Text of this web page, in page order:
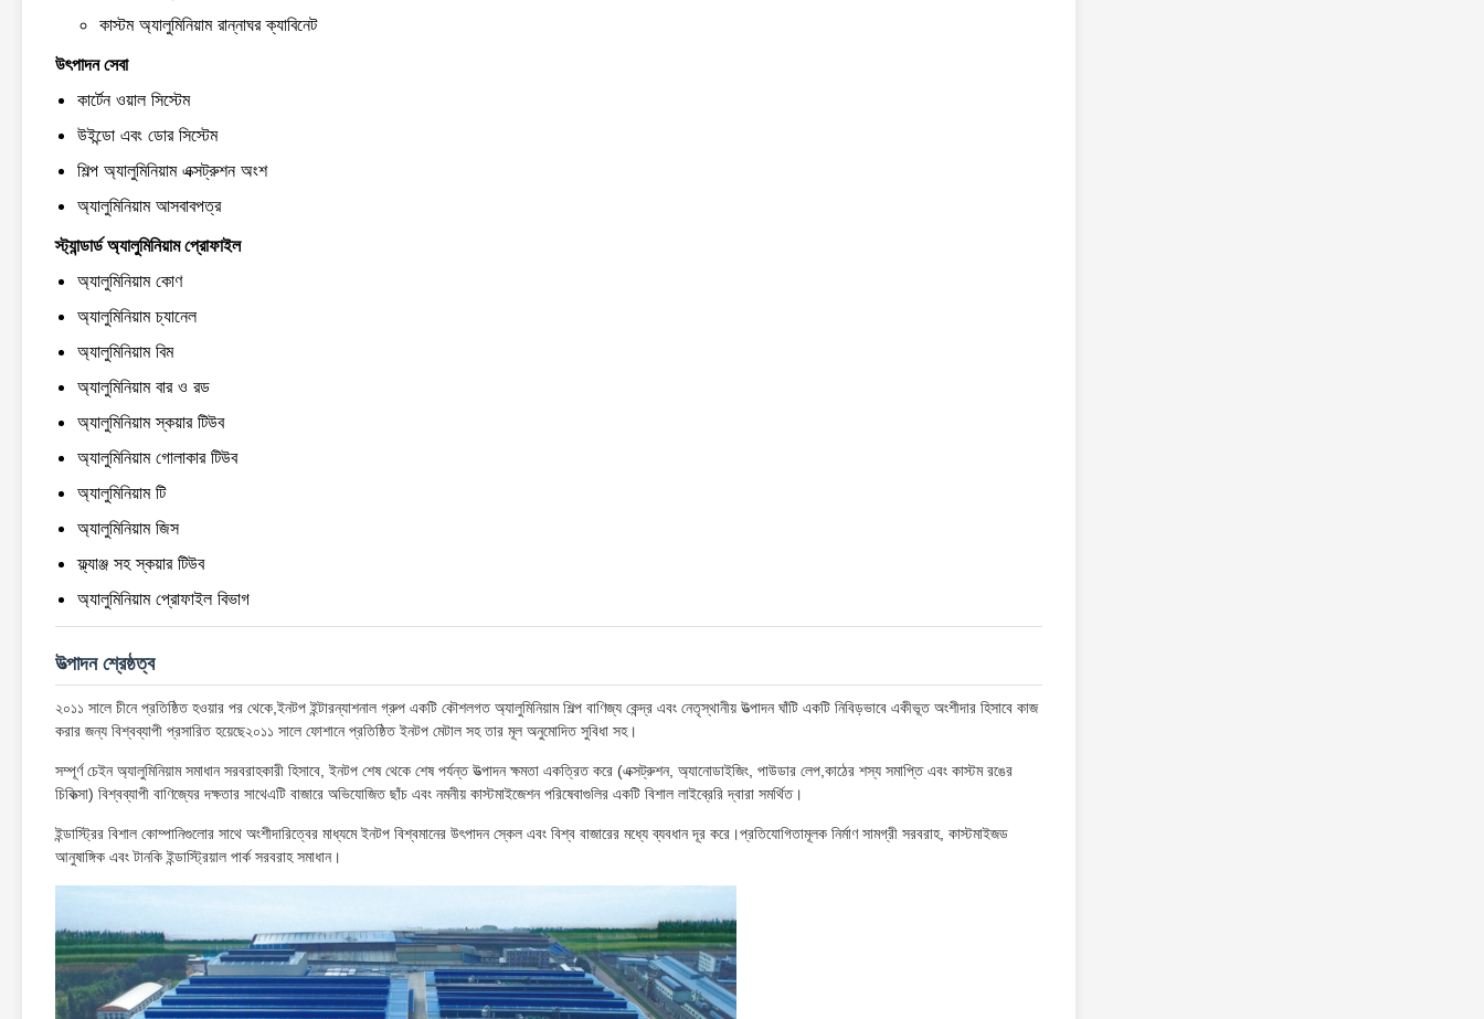
কাস্টম অ্যালুমিনিয়াম রান্নাঘর ক্যাবিনেট
উৎপাদন সেবা
কার্টেন ওয়াল সিস্টেম
উইন্ডো এবং ডোর সিস্টেম
শিল্প অ্যালুমিনিয়াম এক্সট্রুশন অংশ
অ্যালুমিনিয়াম আসবাবপত্র
স্ট্যান্ডার্ড অ্যালুমিনিয়াম প্রোফাইল
অ্যালুমিনিয়াম কোণ
অ্যালুমিনিয়াম চ্যানেল
অ্যালুমিনিয়াম বিম
অ্যালুমিনিয়াম বার ও রড
অ্যালুমিনিয়াম স্কয়ার টিউব
অ্যালুমিনিয়াম গোলাকার টিউব
অ্যালুমিনিয়াম টি
অ্যালুমিনিয়াম জিস
ফ্ল্যাঞ্জ সহ স্কয়ার টিউব
অ্যালুমিনিয়াম প্রোফাইল বিভাগ
উত্পাদন শ্রেষ্ঠত্ব
২০১১ সালে চীনে প্রতিষ্ঠিত হওয়ার পর থেকে,ইনটপ ইন্টারন্যাশনাল গ্রুপ একটি কৌশলগত অ্যালুমিনিয়াম শিল্প বাণিজ্য কেন্দ্র এবং নেতৃস্থানীয় উত্পাদন ঘাঁটি একটি নিবিড়ভাবে একীভূত অংশীদার হিসাবে কাজ
করার জন্য বিশ্বব্যাপী প্রসারিত হয়েছে২০১১ সালে ফোশানে প্রতিষ্ঠিত ইনটপ মেটাল সহ তার মূল অনুমোদিত সুবিধা সহ।
সম্পূর্ণ চেইন অ্যালুমিনিয়াম সমাধান সরবরাহকারী হিসাবে, ইনটপ শেষ থেকে শেষ পর্যন্ত উত্পাদন ক্ষমতা একত্রিত করে (এক্সট্রুশন, অ্যানোডাইজিং, পাউডার লেপ,কাঠের শস্য সমাপ্তি এবং কাস্টম রঙের
চিকিত্সা) বিশ্বব্যাপী বাণিজ্যের দক্ষতার সাথেএটি বাজারে অভিযোজিত ছাঁচ এবং নমনীয় কাস্টমাইজেশন পরিষেবাগুলির একটি বিশাল লাইব্রেরি দ্বারা সমর্থিত।
ইন্ডাস্ট্রির বিশাল কোম্পানিগুলোর সাথে অংশীদারিত্বের মাধ্যমে ইনটপ বিশ্বমানের উৎপাদন স্কেল এবং বিশ্ব বাজারের মধ্যে ব্যবধান দূর করে।প্রতিযোগিতামূলক নির্মাণ সামগ্রী সরবরাহ, কাস্টমাইজড
আনুষাঙ্গিক এবং টানকি ইন্ডাস্ট্রিয়াল পার্ক সরবরাহ সমাধান।